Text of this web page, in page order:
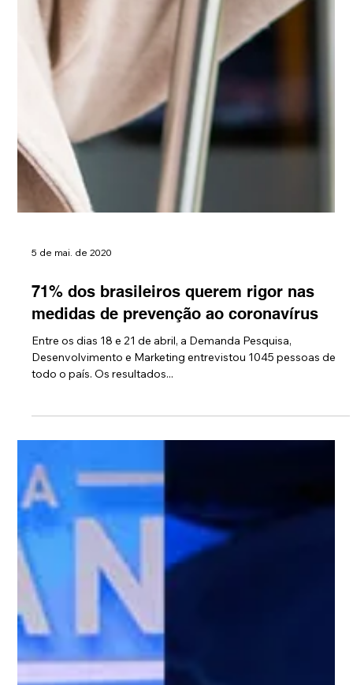
5 de mai. de 2020
71% dos brasileiros querem rigor nas
medidas de prevenção ao coronavírus
Entre os dias 18 e 21 de abril, a Demanda Pesquisa,
Desenvolvimento e Marketing entrevistou 1045 pessoas de
todo o país. Os resultados...